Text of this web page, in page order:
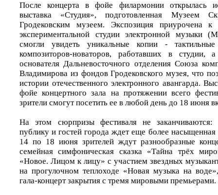
После концерта в фойе филармонии открылась
выставка «Студия», подготовленная Музеем
Гродековским музеем. Экспозиция приурочена к
экспериментальной студии электронной музыки
смогли увидеть уникальные копии -
композиторов-новаторов, работавших в
основателя Дальневосточного отделения Союза
Владимирова из фондов Гродековского музея, что
истории отечественного электронного авангарда.
фойе концертного зала на протяжении всего
зрители смогут посетить ее в любой день до 18 июня
На этом сюрпризы фестиваля не заканчиваются:
публику и гостей города ждет еще более
14 по 18 июня зрителей ждут разнообразные
семейная симфоническая сказка «Тайна трёх
«Новое. Лицом к лицу» с участием звездных
на прогулочном теплоходе «Новая музыка на
гала-концерт закрытия с тремя мировыми премьерами.